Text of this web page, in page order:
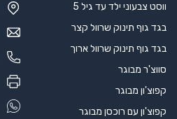
ווסט צבעוני ילד עד גיל 5
בגד גוף תינוק שרוול קצר
בגד גוף תינוק שרוול ארוך
סווצ'ר מבוגר
קפוצ'ון מבוגר
קפוצ'ון עם רוכסן מבוגר